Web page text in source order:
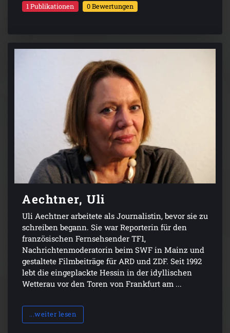
1 Publikationen 0 Bewertungen
Aechtner, Uli
Uli Aechtner arbeitete als Journalistin, bevor sie zu
schreiben begann. Sie war Reporterin für den
französischen Fernsehsender TF1,
Nachrichtenmoderatorin beim SWF in Mainz und
gestaltete Filmbeiträge für ARD und ZDF. Seit 1992
lebt die eingeplackte Hessin in der idyllischen
Wetterau vor den Toren von Frankfurt am ...
...weiter lesen